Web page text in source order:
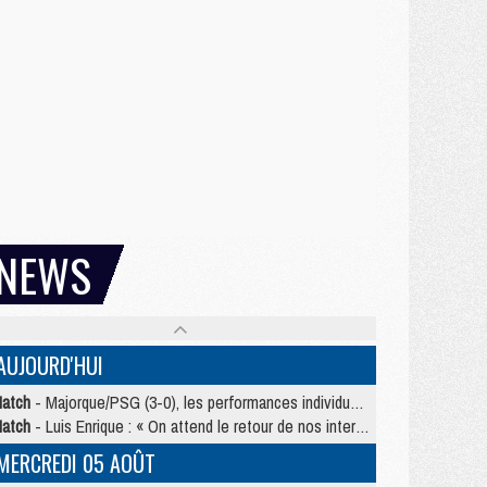
- Majorque/PSG (3-0), les performances individuelles
- Luis Enrique : « On attend le retour de nos internationaux »
05 AOÛT